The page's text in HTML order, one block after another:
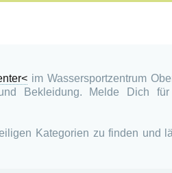
im Wassersportzentrum
Bekleidung. Melde Dich
Kategorien zu finden und